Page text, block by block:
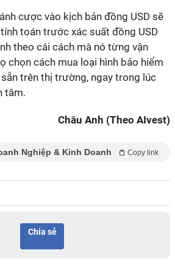
cược vào kịch bản đồng USD sẽ
toán trước xác suất đồng USD
theo cái cách mà nó từng vận
chọn cách mua loại hình bảo hiểm
trên thị trường, ngay trong lúc
tâm.
Châu Anh (Theo AIvest)
Nghiệp & Kinh Doanh Copy link
Chia sẻ